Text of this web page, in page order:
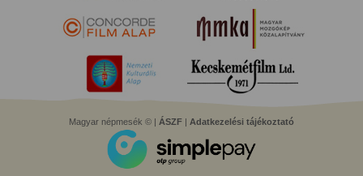
Magyar népmesék © | ÁSZF | Adatkezelési tájékoztató